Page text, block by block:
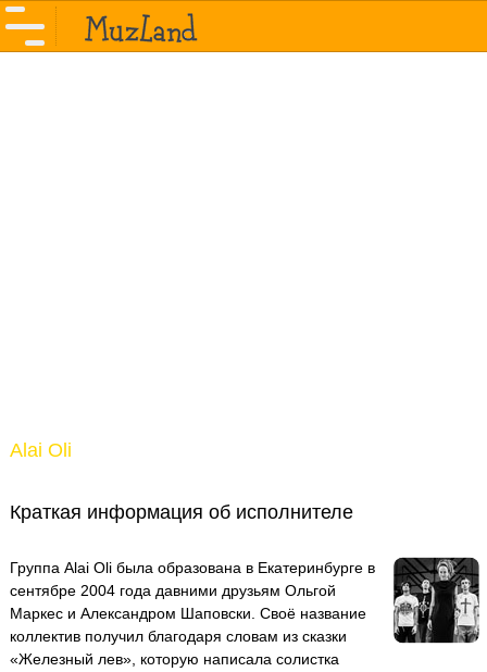
Alai Oli
Краткая информация об исполнителе
Группа Alai Oli была образована в Екатеринбурге в
сентябре 2004 года давними друзьям Ольгой
Маркес и Александром Шаповски. Своё название
коллектив получил благодаря словам из сказки
«Железный лев», которую написала солистка